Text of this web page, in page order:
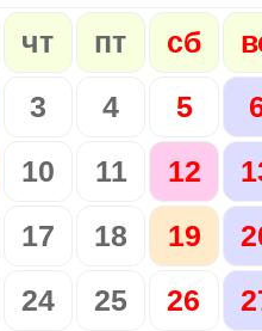
чт пт сб
3 4 5
10 11 12
17 18 19
24 25 26